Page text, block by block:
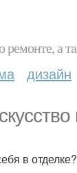
ремонте,
дизайн
в